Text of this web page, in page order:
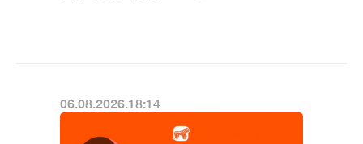
06.08.2026.18:14